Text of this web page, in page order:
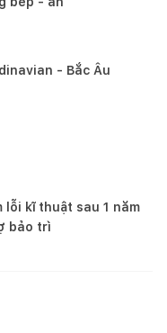
- Bắc Âu
lỗi kĩ thuật sau 1 năm
bảo trì